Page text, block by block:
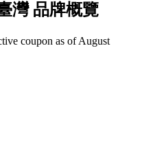
灣 品牌概覽
coupon as of August